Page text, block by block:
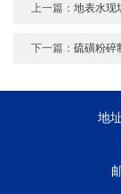
上一篇：地表水现
下一篇：硫磺粉碎
地